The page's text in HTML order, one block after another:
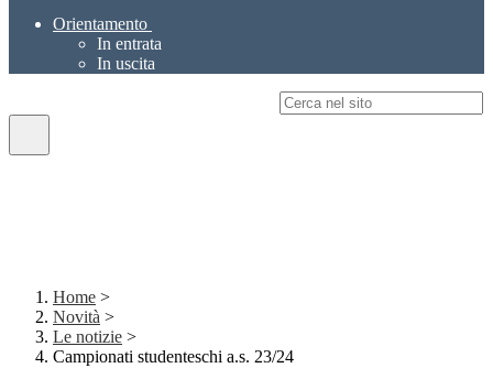
Orientamento
In entrata
In uscita
Home >
Novità >
Le notizie >
Campionati studenteschi a.s. 23/24